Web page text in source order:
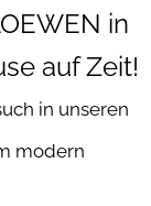
in
auf Zeit!
in unseren
modern